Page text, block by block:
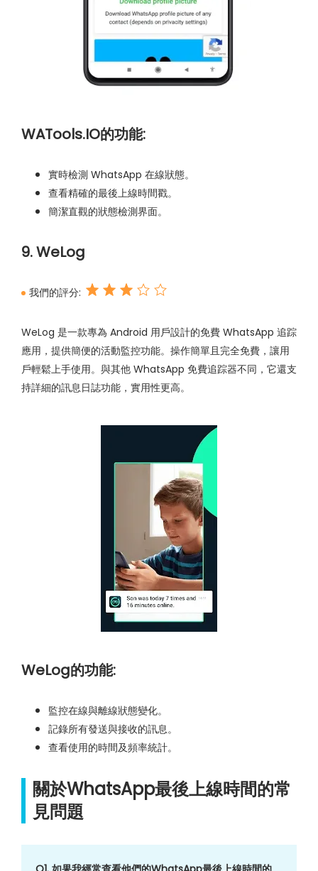
WATools.IO的功能:
實時檢測 WhatsApp 在線狀態。
查看精確的最後上線時間戳。
簡潔直觀的狀態檢測界面。
9. WeLog
我們的評分:
WeLog 是一款專為 Android 用戶設計的免費 WhatsApp 追踪
應用，提供簡便的活動監控功能。操作簡單且完全免費，讓用
戶輕鬆上手使用。與其他 WhatsApp 免費追踪器不同，它還支
持詳細的訊息日誌功能，實用性更高。
WeLog的功能:
監控在線與離線狀態變化。
記錄所有發送與接收的訊息。
查看使用的時間及頻率統計。
關於WhatsApp最後上線時間的常
見問題